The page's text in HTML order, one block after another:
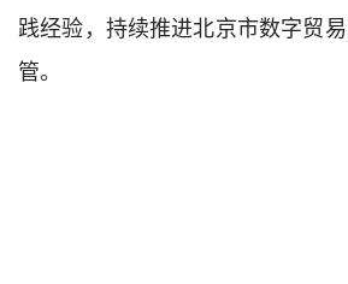
践经验，持续推进北京市数字贸
管。